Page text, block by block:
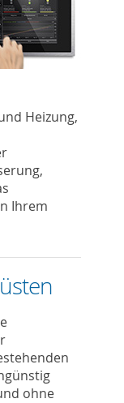
Heizung,
Ihrem
ohne